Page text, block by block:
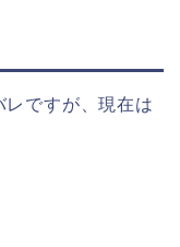
ですが、現在は